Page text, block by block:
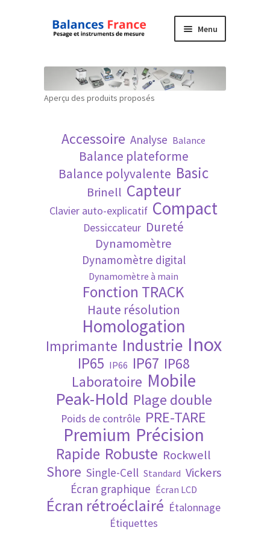
Aller
navigation
Aller
Menu
Mon compte
Politique de confidentialité
Politique en matière de remboursements et
Recherche avancée
Technique
Validation de la commande
Aperçu des produits proposés
Accessoire Analyse Balance
Balance plateforme
Balance polyvalente Basic
Brinell Capteur
Clavier auto-explicatif Compact
Dessiccateur Dureté
Dynamomètre
Dynamomètre digital
Dynamomètre à main
Fonction TRACK
Haute résolution
Homologation
Imprimante Industrie Inox
IP65 IP66 IP67 IP68
Laboratoire Mobile
Peak-Hold Plage double
Poids de contrôle PRE-TARE
Premium Précision
Rapide Robuste Rockwell
Shore Single-Cell Standard Vickers
Écran graphique Écran LCD
Écran rétroéclairé Étalonnage
Étiquettes